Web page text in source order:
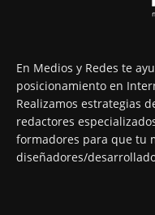
En Medios y Redes te
posicionamiento en
Realizamos estrategias
redactores
formadores para que tu
diseñadores/